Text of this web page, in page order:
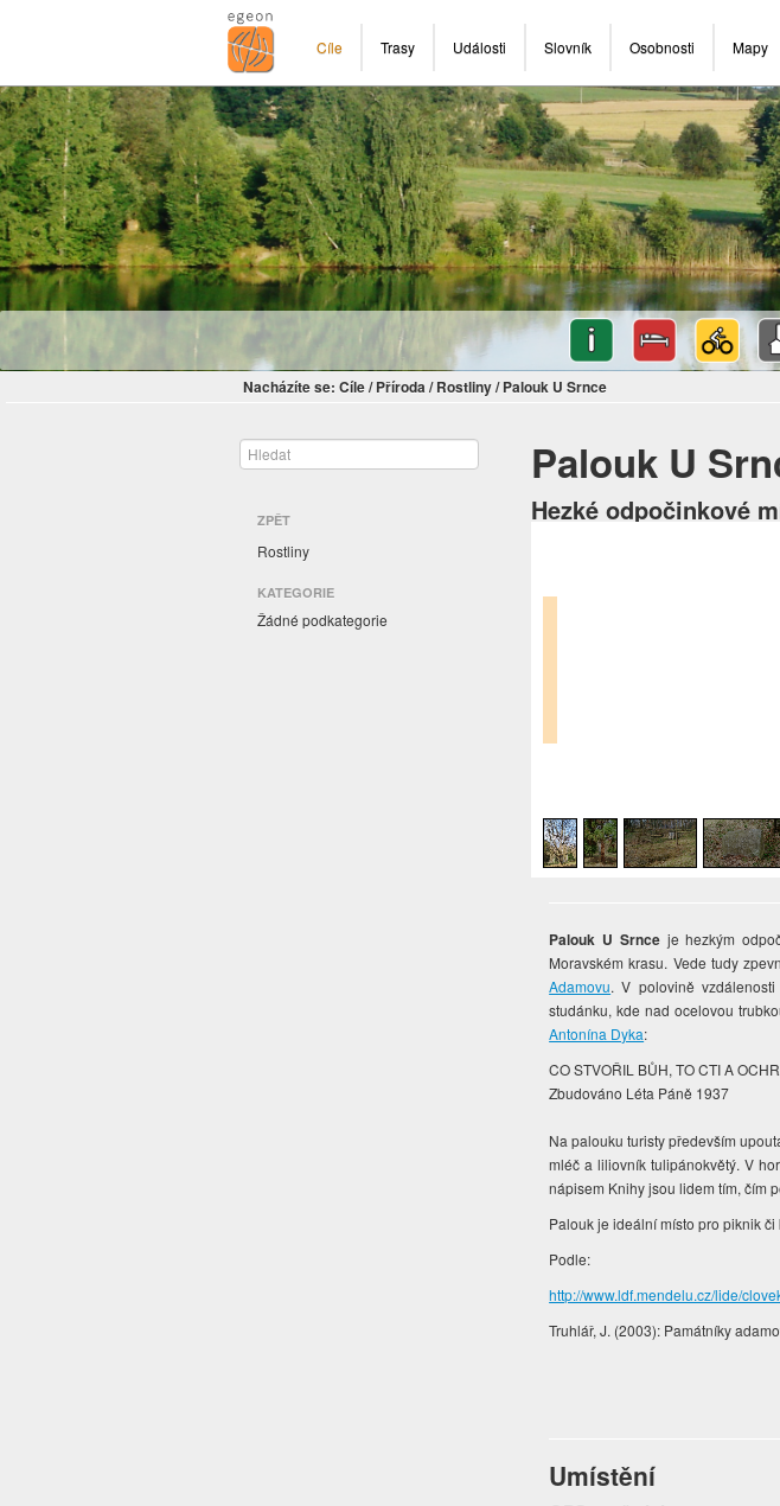
Cíle Trasy Události Slovník Osobnosti Mapy
Nacházíte se: Cíle/ Příroda/ Rostliny/ Palouk U Srnce
ZPĚT
Rostliny
KATEGORIE
Žádné podkategorie
Palouk U
Hezké odpočinkové
Palouk U Srnce je hezkým
Moravském krasu. Vede tudy
Adamovu. V polovině
studánku, kde nad ocelovou
Antonína Dyka:
CO STVOŘIL BŮH, TO CTI A
Zbudováno Léta Páně 1937
Na palouku turisty především
mléč a liliovník tulipánokvětý. V
nápisem Knihy jsou lidem tím, čím
Palouk je ideální místo pro piknik či
Podle:
http://www.ldf.mendelu.cz/lide/
Truhlář, J. (2003): Památníky
Umístění